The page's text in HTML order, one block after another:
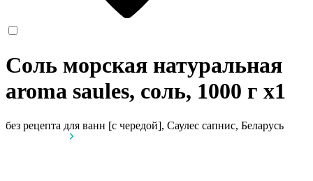
Соль морская натуральная
aroma saules, соль, 1000 г x1
без рецепта для ванн [с чередой], Саулес сапнис, Беларусь